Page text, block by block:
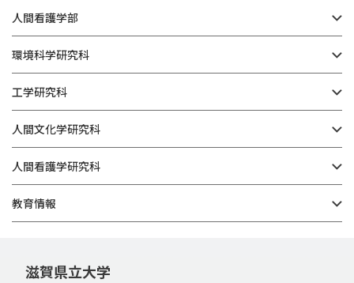
人間看護学部
環境科学研究科
工学研究科
人間文化学研究科
人間看護学研究科
教育情報
滋賀県立大学